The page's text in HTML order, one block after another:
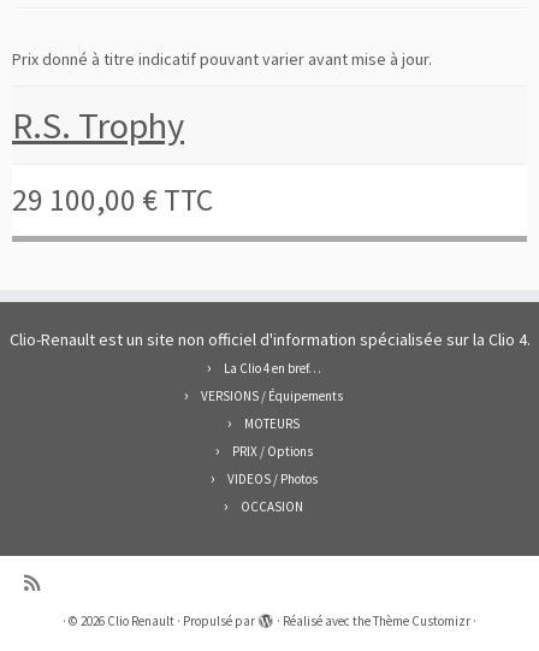
Prix donné à titre indicatif pouvant varier avant mise à jour.
R.S. Trophy
29 100,00 € TTC
Clio-Renault est un site non officiel d'information spécialisée sur la Clio 4.
La Clio 4 en bref…
VERSIONS / Équipements
MOTEURS
PRIX / Options
VIDEOS / Photos
OCCASION
· © 2026 Clio Renault · Propulsé par · Réalisé avec theThème Customizr ·